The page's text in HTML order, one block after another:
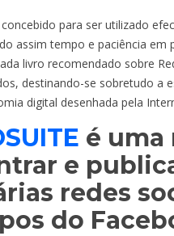
para ser utilizado
assim tempo e paciência em
livro recomendado sobre
destinando-se sobretudo a
digital desenhada pela
é uma
e
redes
do